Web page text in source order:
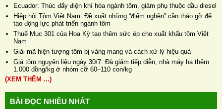
Ecuador: Thúc đẩy điện khí hóa ngành tôm, giảm phụ thuộc dầu diesel
Hiệp hội Tôm Việt Nam: Đề xuất những “điểm nghẽn” cần tháo gỡ để
tạo động lực phát triển ngành tôm
Thuế Mục 301 của Hoa Kỳ tạo thêm sức ép cho xuất khẩu tôm Việt
Nam
Giải mã hiện tượng tôm bị vàng mang và cách xử lý hiệu quả
Giá tôm nguyên liệu ngày 30/7: Đà giảm tiếp diễn, nhà máy hạ thêm
1.000 đồng/kg ở nhóm cỡ 60–110 con/kg
(XEM THÊM ...)
BÀI ĐỌC NHIỀU NHẤT